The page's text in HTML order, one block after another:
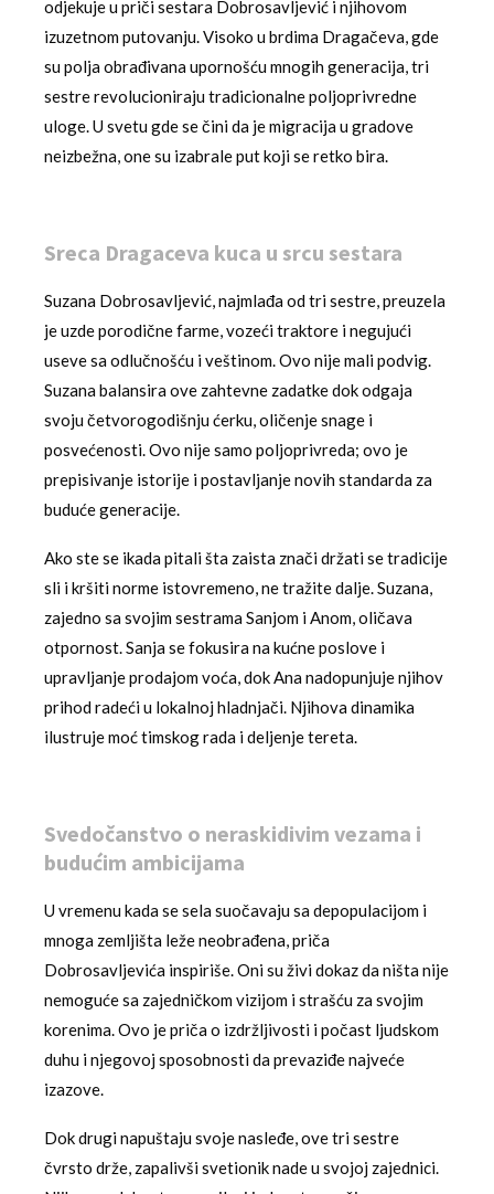
odjekuje u priči sestara Dobrosavljević i njihovom
izuzetnom putovanju. Visoko u brdima Dragačeva, gde
su polja obrađivana upornošću mnogih generacija, tri
sestre revolucioniraju tradicionalne poljoprivredne
uloge. U svetu gde se čini da je migracija u gradove
neizbežna, one su izabrale put koji se retko bira.
Sreca Dragaceva kuca u srcu sestara
Suzana Dobrosavljević, najmlađa od tri sestre, preuzela
je uzde porodične farme, vozeći traktore i negujući
useve sa odlučnošću i veštinom. Ovo nije mali podvig.
Suzana balansira ove zahtevne zadatke dok odgaja
svoju četvorogodišnju ćerku, oličenje snage i
posvećenosti. Ovo nije samo poljoprivreda; ovo je
prepisivanje istorije i postavljanje novih standarda za
buduće generacije.
Ako ste se ikada pitali šta zaista znači držati se tradicije
sli i kršiti norme istovremeno, ne tražite dalje. Suzana,
zajedno sa svojim sestrama Sanjom i Anom, oličava
otpornost. Sanja se fokusira na kućne poslove i
upravljanje prodajom voća, dok Ana nadopunjuje njihov
prihod radeći u lokalnoj hladnjači. Njihova dinamika
ilustruje moć timskog rada i deljenje tereta.
Svedočanstvo o neraskidivim vezama i
budućim ambicijama
U vremenu kada se sela suočavaju sa depopulacijom i
mnoga zemljišta leže neobrađena, priča
Dobrosavljevića inspiriše. Oni su živi dokaz da ništa nije
nemoguće sa zajedničkom vizijom i strašću za svojim
korenima. Ovo je priča o izdržljivosti i počast ljudskom
duhu i njegovoj sposobnosti da prevaziđe najveće
izazove.
Dok drugi napuštaju svoje nasleđe, ove tri sestre
čvrsto drže, zapalivši svetionik nade u svojoj zajednici.